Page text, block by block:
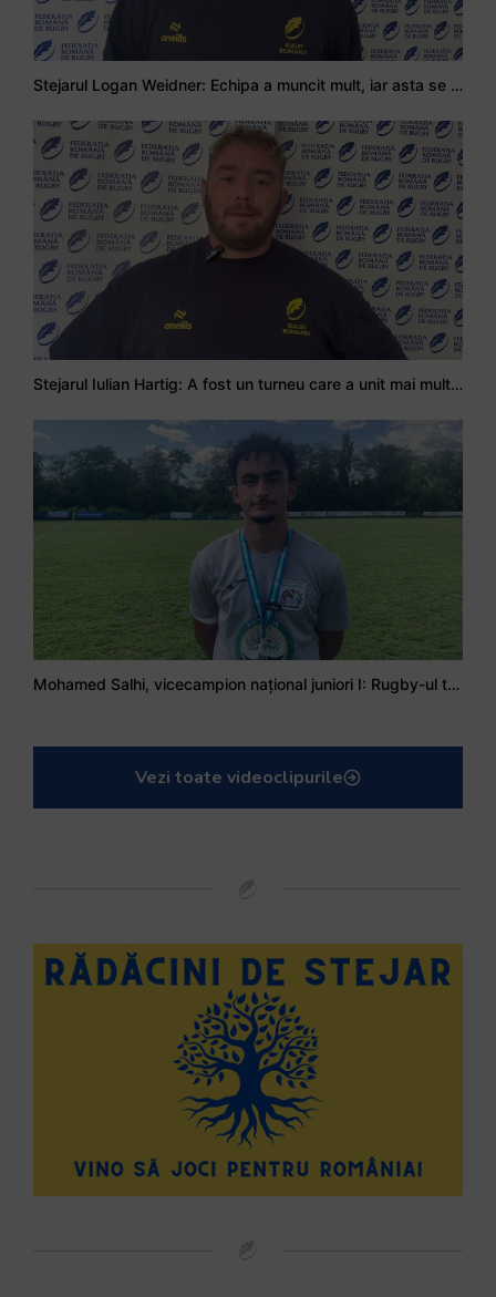
Stejarul Logan Weidner: Echipa a muncit mult, iar asta se va vedea în meciurile de la Nations Cup
Stejarul Iulian Hartig: A fost un turneu care a unit mai mult echipa
Mohamed Salhi, vicecampion național juniori I: Rugby-ul te învață să accepți și înfrângerile
Vezi toate videoclipurile